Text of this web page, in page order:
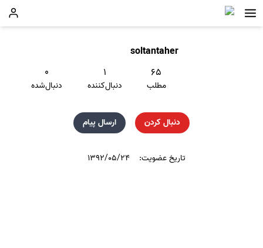
soltantaher
۶۵
مطلب
۱
دنبال‌کننده
۰
دنبال‌شده
دنبال کردن ارسال پیام
تاریخ عضویت: ۱۳۹۲/۰۵/۲۴